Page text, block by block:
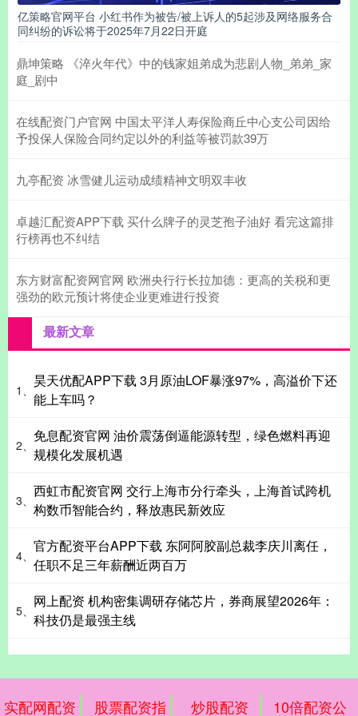
亿策略官网平台 小红书作为被告/被上诉人的5起涉及网络服务合
同纠纷的诉讼将于2025年7月22日开庭
鼎坤策略 《淬火年代》中的钱家姐弟成为悲剧人物_弟弟_家
庭_剧中
在线配资门户官网 中国太平洋人寿保险商丘中心支公司因给
予投保人保险合同约定以外的利益等被罚款39万
九亭配资 冰雪健儿运动成绩精神文明双丰收
卓越汇配资APP下载 买什么牌子的灵芝孢子油好 看完这篇排
行榜再也不纠结
东方财富配资网官网 欧洲央行行长拉加德：更高的关税和更
强劲的欧元预计将使企业更难进行投资
最新文章
1、
昊天优配APP下载 3月原油LOF暴涨97%，高溢价下还
能上车吗？
2、
免息配资官网 油价震荡倒逼能源转型，绿色燃料再迎
规模化发展机遇
3、
西虹市配资官网 交行上海市分行牵头，上海首试跨机
构数币智能合约，释放惠民新效应
4、
官方配资平台APP下载 东阿阿胶副总裁李庆川离任，
任职不足三年薪酬近两百万
5、
网上配资 机构密集调研存储芯片，券商展望2026年：
科技仍是最强主线
实配网配资 股票配资指 炒股配资 10倍配资公